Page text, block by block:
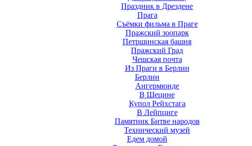
Праздник в Дрездене
Прага
Съёмки фильма в Праге
Пражский зоопарк
Петршинская башня
Пражский Град
Чешская почта
Из Праги в Берлин
Берлин
Ангермюнде
В Щецине
Купол Рейхстага
В Лейпциге
Памятник Битве народов
Технический музей
Едем домой